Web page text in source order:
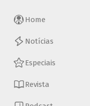
Home
Notícias
Especiais
Revista